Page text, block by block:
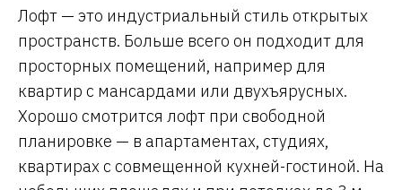
Лофт — это индустриальный стиль открытых
пространств. Больше всего он подходит для
просторных помещений, например для
квартир с мансардами или двухъярусных.
Хорошо смотрится лофт при свободной
планировке — в апартаментах, студиях,
квартирах с совмещенной кухней-гостиной. На